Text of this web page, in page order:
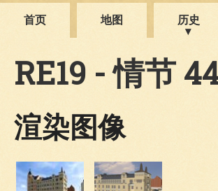
首页 地图 历史
RE19 - 情节
渲染图像